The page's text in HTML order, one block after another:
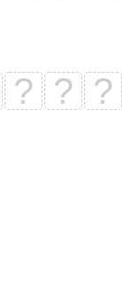
? ? ?